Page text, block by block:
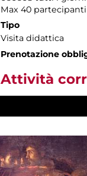
Max 40 partecipanti
Tipo
Visita didattica
Prenotazione
Attività